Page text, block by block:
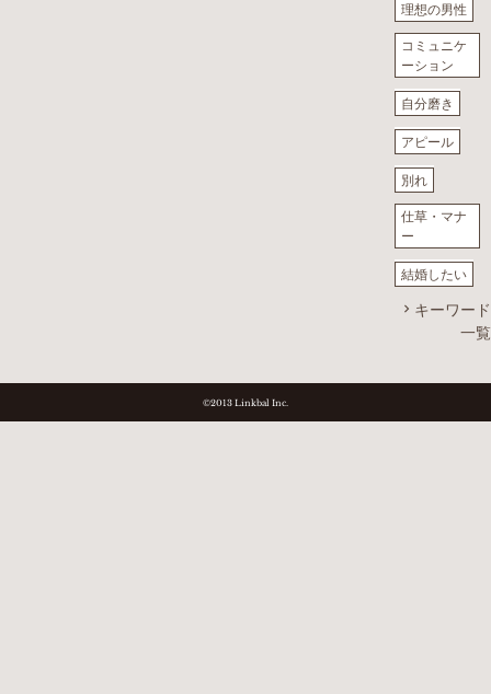
理想の男性
コミュニケ
ーション
自分磨き
アピール
別れ
仕草・マナ
ー
結婚したい
キーワード
一覧
©2013 Linkbal Inc.